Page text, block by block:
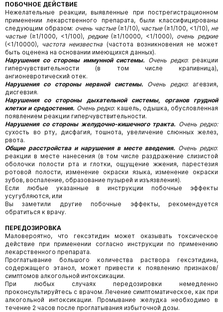
ПОБОЧНОЕ ДЕЙСТВИЕ
Нежелательные реакции, выявленные при пострегистрационном
применении лекарственного препарата, были классифицированы
следующим образом: очень частые(≥1/10), частые(≥1/100, <1/10), не
частые(≥1/1000, <1/100), редкие(≥1/10000, <1/1000), очень редкие
(<1/10000), частота неизвестна (частота возникновения не может
быть оценена на основании имеющихся данных).
Нарушения со стороны иммунной системы. Очень редко: реакции
гиперчувствительности (в том числе крапивница),
ангионевротический отек.
Нарушения со стороны нервной системы. Очень редко: агевзия,
дисгевзия.
Нарушения со стороны дыхательной системы, органов грудной
клетки и средостения. Очень редко: кашель, одышка, обусловленная
появлением реакции гиперчувствительности.
Нарушения со стороны желудочно-кишечного тракта. Очень редко:
сухость во рту, дисфагия, тошнота, увеличение слюнных желез,
рвота.
Общие расстройства и нарушения в месте введения. Очень редко:
реакции в месте нанесения (в том числе раздражение слизистой
оболочки полости рта и глотки, ощущение жжения, парестезия
ротовой полости, изменение окраски языка, изменение окраски
зубов, воспаление, образование пузырей и изъязвления).
Если любые указанные в инструкции побочные эффекты
усугубляются, или
Вы заметили другие побочные эффекты, рекомендуется
обратиться к врачу.
ПЕРЕДОЗИРОВКА
Маловероятно, что гексэтидин может оказывать токсическое
действие при применении согласно инструкции по применению
лекарственного препарата.
Проглатывание большого количества раствора гексэтидина,
содержащего этанол, может привести к появлению признаков/
симптомов алкогольной интоксикации.
При любых случаях передозировки немедленно
проконсультируйтесь с врачом. Лечение симптоматическое, как при
алкогольной интоксикации. Промывание желудка необходимо в
течение 2 часов после проглатывания избыточной дозы.